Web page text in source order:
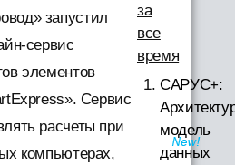
запустил
сервис
элементов
Сервис
расчеты при
компьютерах,
за
все
время
САРУС+:
модель
данных